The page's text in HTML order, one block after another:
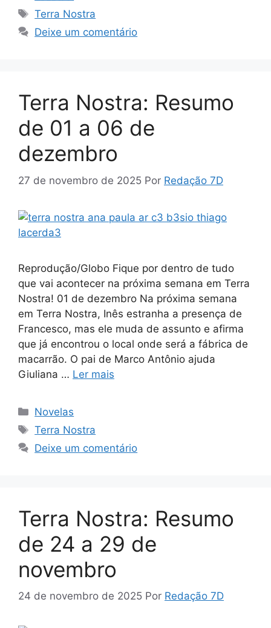
Tags
Terra Nostra
Deixe um comentário
Terra Nostra: Resumo
de 01 a 06 de
dezembro
27 de novembro de 2025 Por Redação 7D
Reprodução/Globo Fique por dentro de tudo
que vai acontecer na próxima semana em Terra
Nostra! 01 de dezembro Na próxima semana
em Terra Nostra, Inês estranha a presença de
Francesco, mas ele muda de assunto e afirma
que já encontrou o local onde será a fábrica de
macarrão. O pai de Marco Antônio ajuda
Giuliana … Ler mais
Categorias
Novelas
Tags
Terra Nostra
Deixe um comentário
Terra Nostra: Resumo
de 24 a 29 de
novembro
24 de novembro de 2025 Por Redação 7D